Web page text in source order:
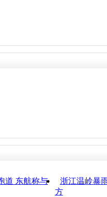
道 东航称与
浙江温岭暴
方